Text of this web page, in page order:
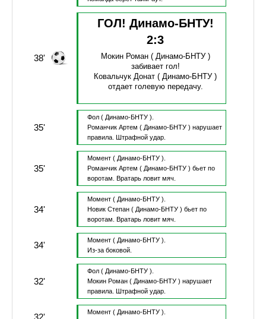
38'
ГОЛ! Динамо-БНТУ!
2:3
Мокин Роман( Динамо-БНТУ )
забивает гол!
Ковальчук Донат ( Динамо-БНТУ )
отдает голевую передачу.
35'
Фол ( Динамо-БНТУ ).
Романчик Артем ( Динамо-БНТУ ) нарушает
правила.
Штрафной удар.
35'
Момент ( Динамо-БНТУ ).
Романчик Артем ( Динамо-БНТУ ) бьет по
воротам.
Вратарь ловит мяч.
34'
Момент ( Динамо-БНТУ ).
Новик Степан( Динамо-БНТУ ) бьет по
воротам.
Вратарь ловит мяч.
34' Момент ( Динамо-БНТУ ).
Из-за боковой.
32'
Фол ( Динамо-БНТУ ).
Мокин Роман( Динамо-БНТУ ) нарушает
правила.
Штрафной удар.
Момент ( Динамо-БНТУ ).